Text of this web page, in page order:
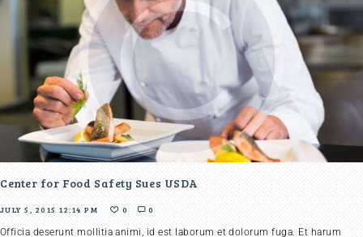
Center for Food Safety Sues USDA
JULY 5, 2015 12:14 PM 0
0
Officia deserunt mollitia animi, id est laborum et dolorum fuga. Et harum